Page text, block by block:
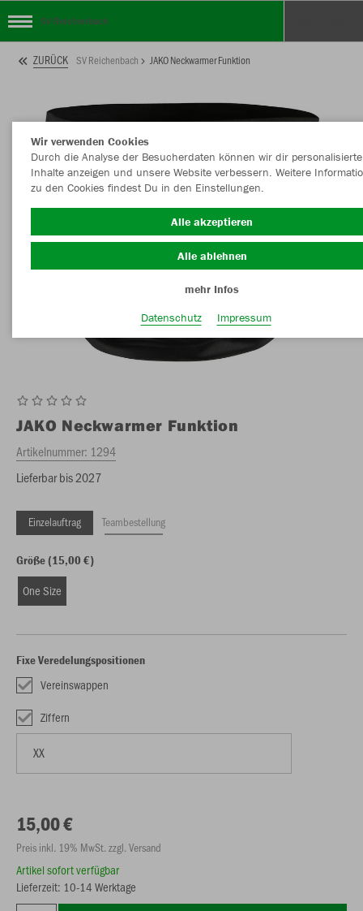
SV Reichenbach
ZURÜCK SV Reichenbach JAKO Neckwarmer Funktion
JAKO Neckwarmer Funktion
Artikelnummer: 1294
Lieferbar bis 2027
Einzelauftrag Teambestellung
Größe (15,00 €)
One Size
Fixe Veredelungspositionen
Vereinswappen
Ziffern
15,00 €
Preis inkl. 19% MwSt. zzgl. Versand
Artikel sofort verfügbar
Lieferzeit: 10-14 Werktage
Wir verwenden Cookies
Durch die Analyse der Besucherdaten können wir dir personalisierte
Inhalte anzeigen und unsere Website verbessern. Weitere
zu den Cookies findest Du in den Einstellungen.
Alle akzeptieren
Alle ablehnen
mehr Infos
Datenschutz
Impressum